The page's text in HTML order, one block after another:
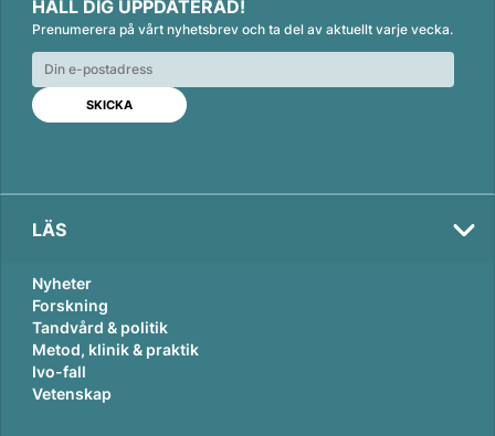
n
k
e
d
n
c
e
b
o
o
k
a
i
l
HÅLL DIG UPPDATERAD!
Prenumerera på vårt nyhetsbrev och ta del av aktuellt varje vecka.
LÄS
Nyheter
Forskning
Tandvård & politik
Metod, klinik & praktik
Ivo-fall
Vetenskap